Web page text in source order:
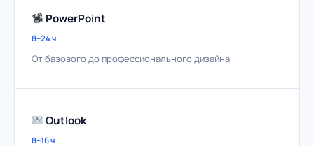
PowerPoint
8–24 ч
От базового до профессионального дизайна
Outlook
8–16 ч